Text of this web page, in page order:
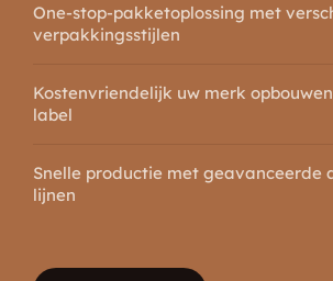
One-stop-pakketoplossing met
verpakkingsstijlen
Kostenvriendelijk uw merk
label
Snelle productie met geavanceerde
lijnen